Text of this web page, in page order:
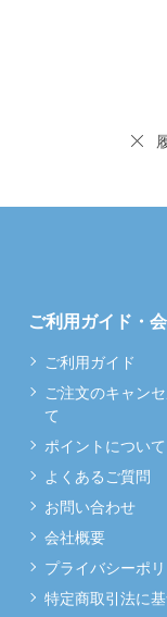
ご利用ガイド・
ご利用ガイド
ご注文のキャン
て
ポイントについて
よくあるご質問
お問い合わせ
会社概要
プライバシーポ
特定商取引法に